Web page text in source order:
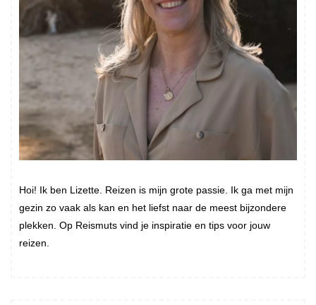
Hoi! Ik ben Lizette. Reizen is mijn grote passie. Ik ga met mijn
gezin zo vaak als kan en het liefst naar de meest bijzondere
plekken. Op Reismuts vind je inspiratie en tips voor jouw
reizen.